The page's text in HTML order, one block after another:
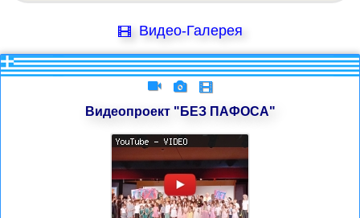
Видео-Галерея
Видеопроект "БЕЗ ПАФОСА"